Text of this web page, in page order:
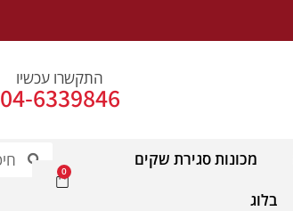
התקשרו עכשיו
04-6339846
0
מכונות סגירת שקים
בלוג